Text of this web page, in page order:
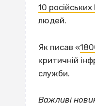
10
людей.
Як писав «
критичній
служби.
Важливі